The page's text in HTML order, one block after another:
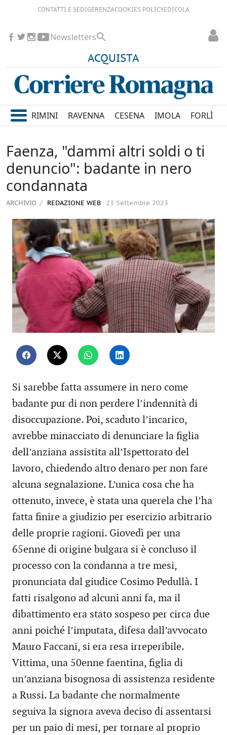
CONTATTI E SEDIGERENZACOOKIES POLICYEDICOLA
ACQUISTA
Newsletters
RIMINI RAVENNA CESENA IMOLA FORLÌ
Faenza, "dammi altri soldi o ti
denuncio": badante in nero
condannata
ARCHIVIO REDAZIONE WEB 23 Settembre 2023
Si sarebbe fatta assumere in nero come
badante pur di non perdere l’indennità di
disoccupazione. Poi, scaduto l’incarico,
avrebbe minacciato di denunciare la figlia
dell’anziana assistita all’Ispettorato del
lavoro, chiedendo altro denaro per non fare
alcuna segnalazione. L’unica cosa che ha
ottenuto, invece, è stata una querela che l’ha
fatta finire a giudizio per esercizio arbitrario
delle proprie ragioni. Giovedì per una
65enne di origine bulgara si è concluso il
processo con la condanna a tre mesi,
pronunciata dal giudice Cosimo Pedullà. I
fatti risalgono ad alcuni anni fa, ma il
dibattimento era stato sospeso per circa due
anni poiché l’imputata, difesa dall’avvocato
Mauro Faccani, si era resa irreperibile.
Vittima, una 50enne faentina, figlia di
un’anziana bisognosa di assistenza residente
a Russi. La badante che normalmente
seguiva la signora aveva deciso di assentarsi
per un paio di mesi, per tornare al proprio